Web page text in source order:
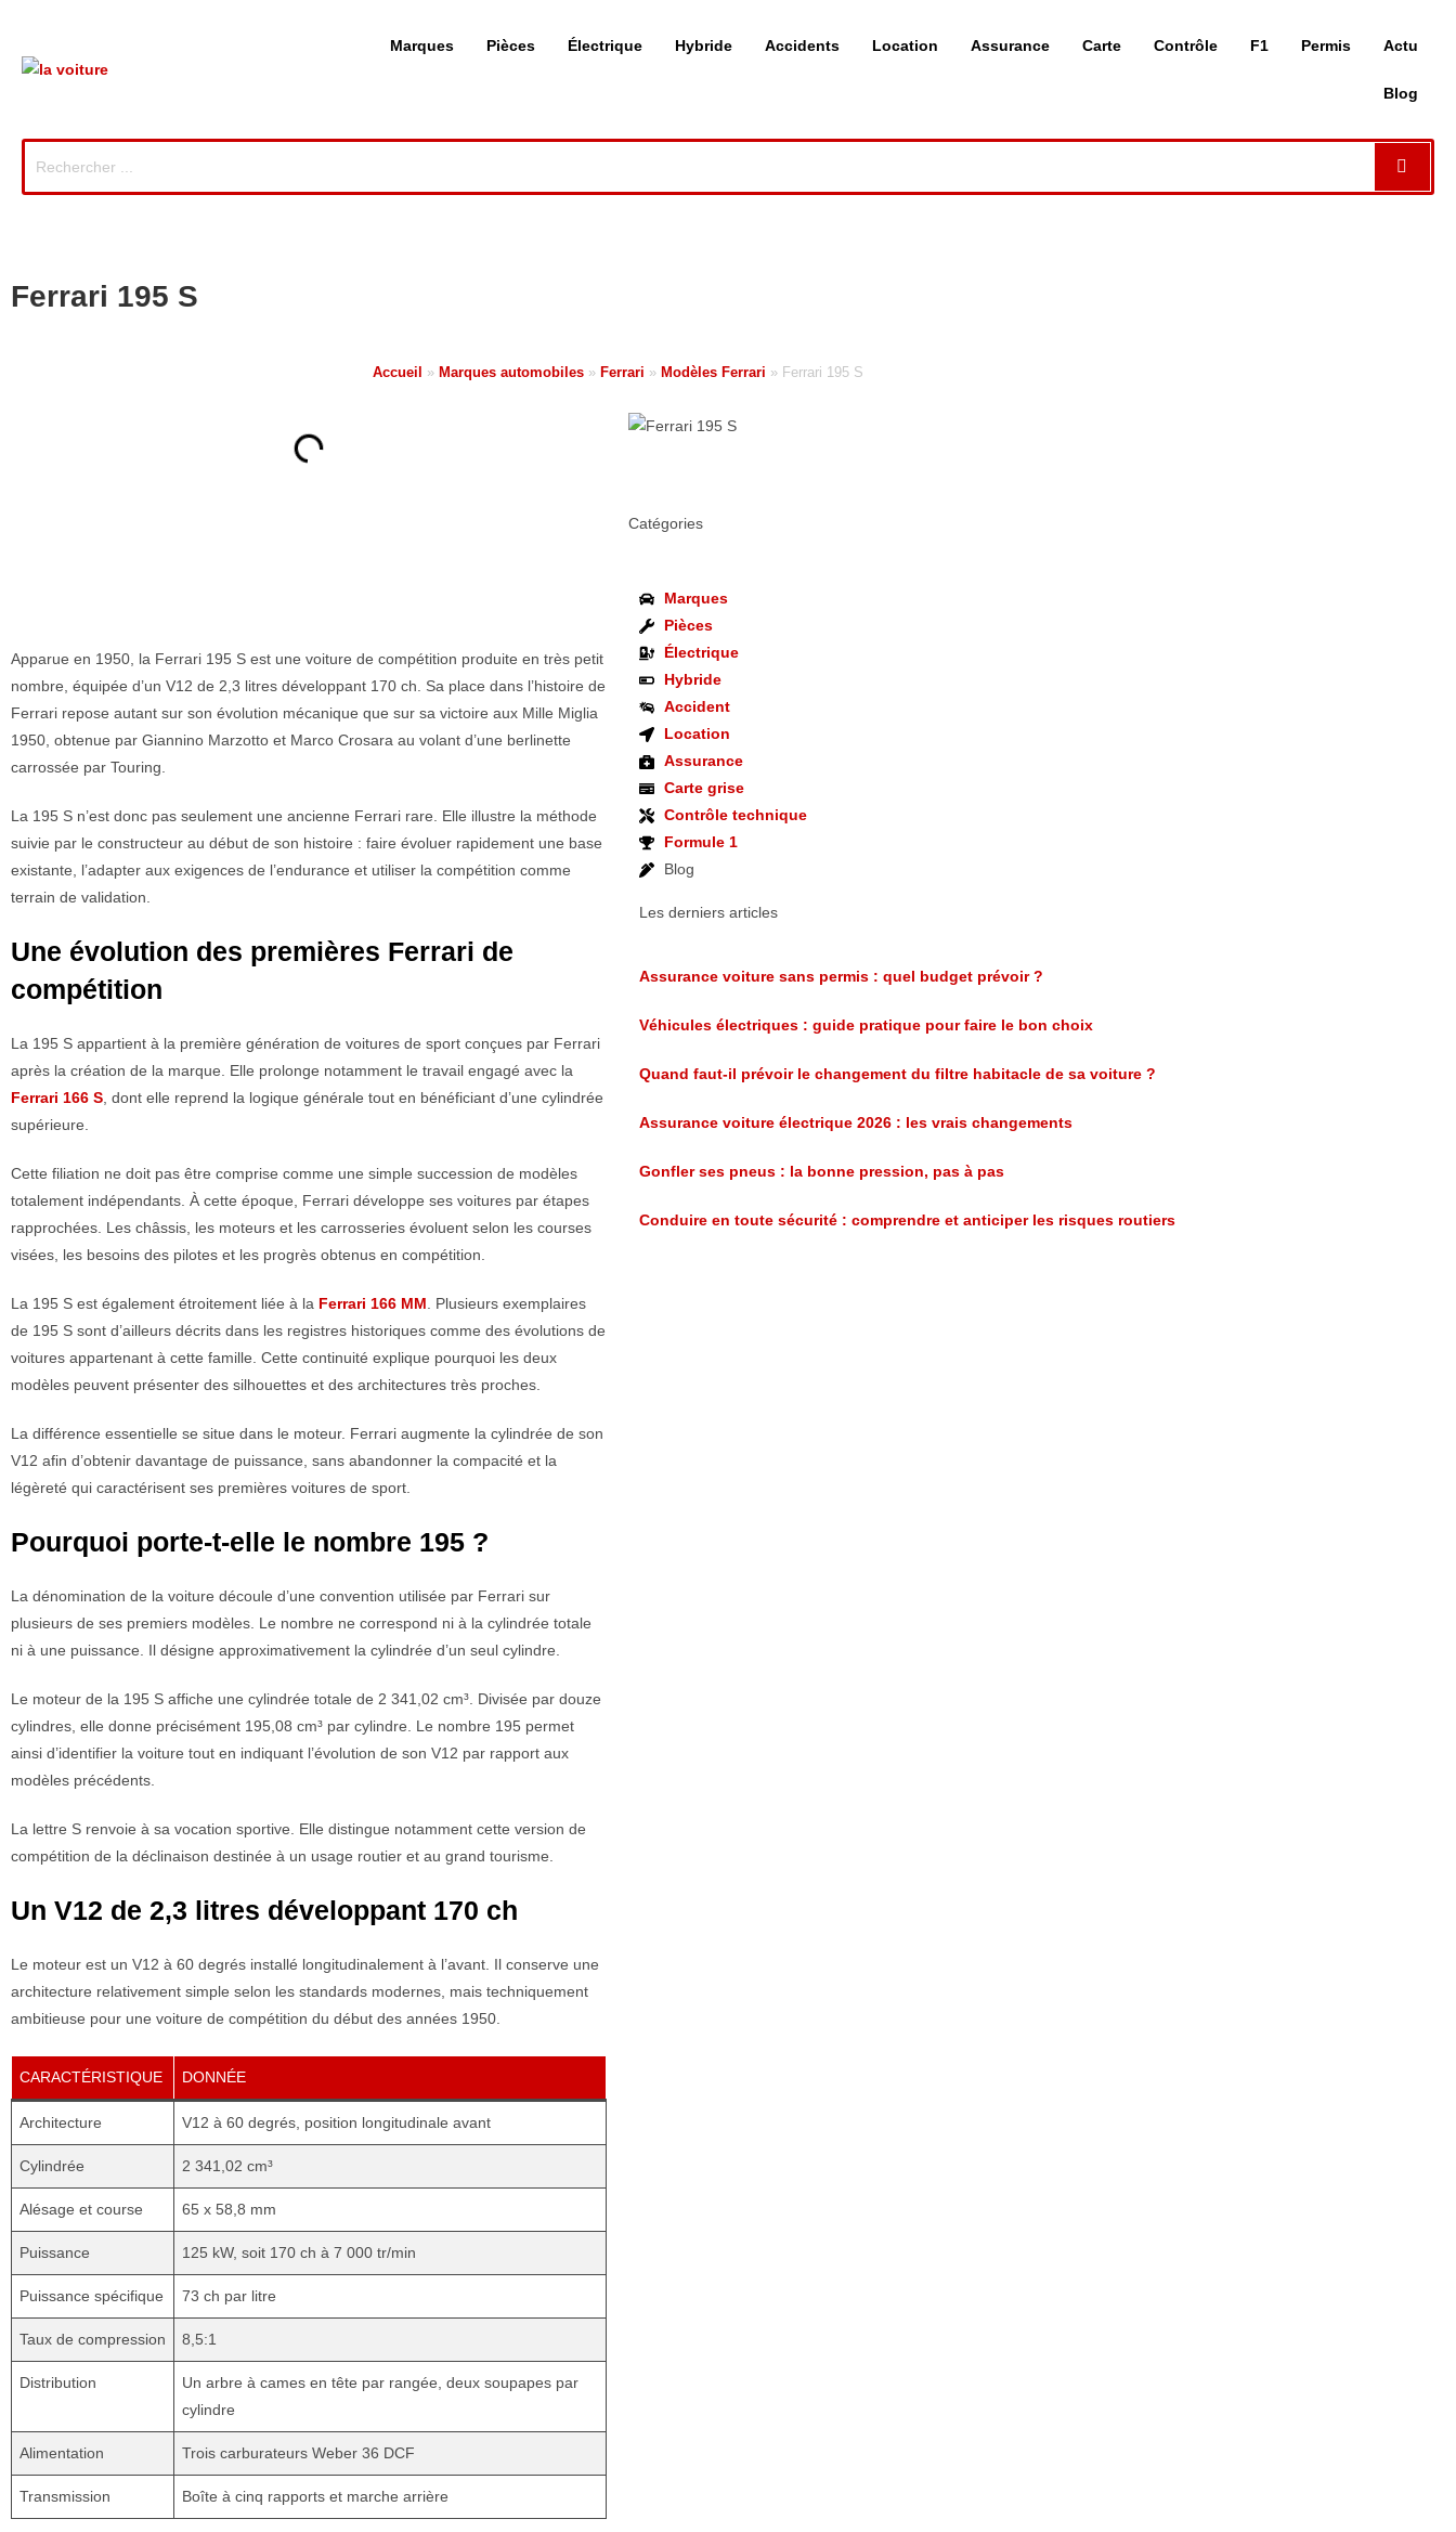
Marques Pièces Électrique Hybride Accidents Location Assurance Carte Contrôle F1 Permis Actu
Blog
Ferrari 195 S
Accueil » Marques automobiles » Ferrari » Modèles Ferrari » Ferrari 195 S
Apparue en 1950, la Ferrari 195 S est une voiture de compétition produite en très petit
nombre, équipée d’un V12 de 2,3 litres développant 170 ch. Sa place dans l’histoire de
Ferrari repose autant sur son évolution mécanique que sur sa victoire aux Mille Miglia
1950, obtenue par Giannino Marzotto et Marco Crosara au volant d’une berlinette
carrossée par Touring.
La 195 S n’est donc pas seulement une ancienne Ferrari rare. Elle illustre la méthode
suivie par le constructeur au début de son histoire : faire évoluer rapidement une base
existante, l’adapter aux exigences de l’endurance et utiliser la compétition comme
terrain de validation.
Une évolution des premières Ferrari de
compétition
La 195 S appartient à la première génération de voitures de sport conçues par Ferrari
après la création de la marque. Elle prolonge notamment le travail engagé avec la
Ferrari 166 S , dont elle reprend la logique générale tout en bénéficiant d’une cylindrée
supérieure.
Cette filiation ne doit pas être comprise comme une simple succession de modèles
totalement indépendants. À cette époque, Ferrari développe ses voitures par étapes
rapprochées. Les châssis, les moteurs et les carrosseries évoluent selon les courses
visées, les besoins des pilotes et les progrès obtenus en compétition.
La 195 S est également étroitement liée à la Ferrari 166 MM . Plusieurs exemplaires
de 195 S sont d’ailleurs décrits dans les registres historiques comme des évolutions de
voitures appartenant à cette famille. Cette continuité explique pourquoi les deux
modèles peuvent présenter des silhouettes et des architectures très proches.
La différence essentielle se situe dans le moteur. Ferrari augmente la cylindrée de son
V12 afin d’obtenir davantage de puissance, sans abandonner la compacité et la
légèreté qui caractérisent ses premières voitures de sport.
Pourquoi porte-t-elle le nombre 195 ?
La dénomination de la voiture découle d’une convention utilisée par Ferrari sur
plusieurs de ses premiers modèles. Le nombre ne correspond ni à la cylindrée totale
ni à une puissance. Il désigne approximativement la cylindrée d’un seul cylindre.
Le moteur de la 195 S affiche une cylindrée totale de 2 341,02 cm³. Divisée par douze
cylindres, elle donne précisément 195,08 cm³ par cylindre. Le nombre 195 permet
ainsi d’identifier la voiture tout en indiquant l’évolution de son V12 par rapport aux
modèles précédents.
La lettre S renvoie à sa vocation sportive. Elle distingue notamment cette version de
compétition de la déclinaison destinée à un usage routier et au grand tourisme.
Un V12 de 2,3 litres développant 170 ch
Le moteur est un V12 à 60 degrés installé longitudinalement à l’avant. Il conserve une
architecture relativement simple selon les standards modernes, mais techniquement
ambitieuse pour une voiture de compétition du début des années 1950.
CARACTÉRISTIQUE DONNÉE
Architecture V12 à 60 degrés, position longitudinale avant
Cylindrée 2 341,02 cm³
Alésage et course 65 x 58,8 mm
Puissance 125 kW, soit 170 ch à 7 000 tr/min
Puissance spécifique 73 ch par litre
Taux de compression 8,5:1
Distribution
Un arbre à cames en tête par rangée, deux soupapes par
cylindre
Alimentation Trois carburateurs Weber 36 DCF
Transmission Boîte à cinq rapports et marche arrière
Catégories
Marques
Pièces
Électrique
Hybride
Accident
Location
Assurance
Carte grise
Contrôle technique
Formule 1
Blog
Les derniers articles
Assurance voiture sans permis : quel budget prévoir ?
Véhicules électriques : guide pratique pour faire le bon choix
Quand faut-il prévoir le changement du filtre habitacle de sa voiture ?
Assurance voiture électrique 2026 : les vrais changements
Gonfler ses pneus : la bonne pression, pas à pas
Conduire en toute sécurité : comprendre et anticiper les risques routiers